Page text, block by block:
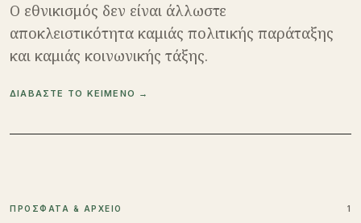
Ο εθνικισμός δεν είναι άλλωστε
αποκλειστικότητα καμιάς πολιτικής παράταξης
και καμιάς κοινωνικής τάξης.
ΔΙΑΒΑΣΤΕ ΤΟ ΚΕΙΜΕΝΟ →
ΠΡΟΣΦΑΤΑ & ΑΡΧΕΙΟ 1